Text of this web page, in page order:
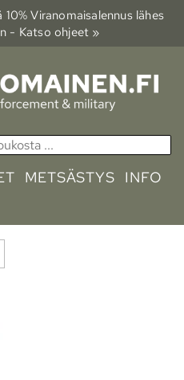
Viranomais­alennus lähes
- Katso ohjeet »
METSÄSTYS INFO